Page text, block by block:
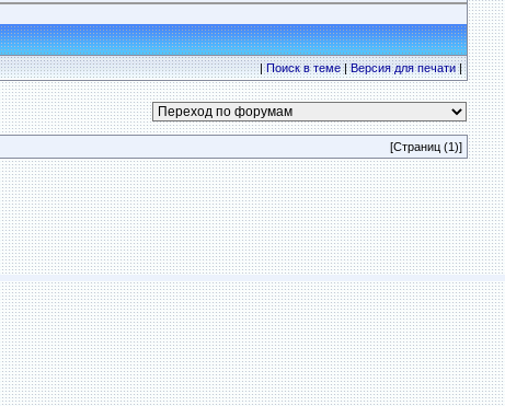
|Поиск в теме|Версия для печати|
[Страниц (1)]